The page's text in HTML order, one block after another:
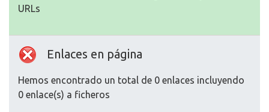
URLs
Enlaces en página
Hemos encontrado un total de 0 enlaces incluyendo
0 enlace(s) a ficheros